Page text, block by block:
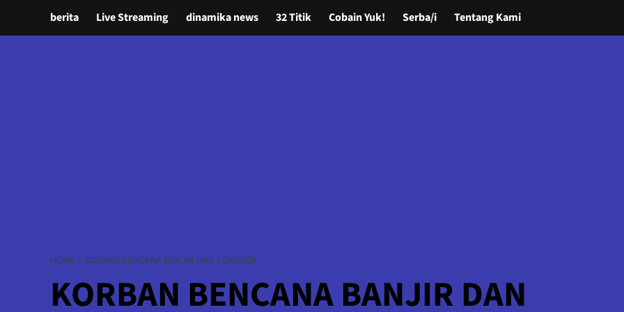
berita Live Streaming dinamika news 32 Titik Cobain Yuk! Serba/i Tentang Kami
HOME KORBAN BENCANA BANJIR DAN LONGSOR
KORBAN BENCANA BANJIR DAN